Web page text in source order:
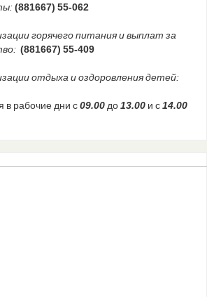
(881667) 55-062
горячего питания и выплат за
(881667) 55-409
отдыха и оздоровления детей:
в рабочие дни с09.00до13.00и с14.00